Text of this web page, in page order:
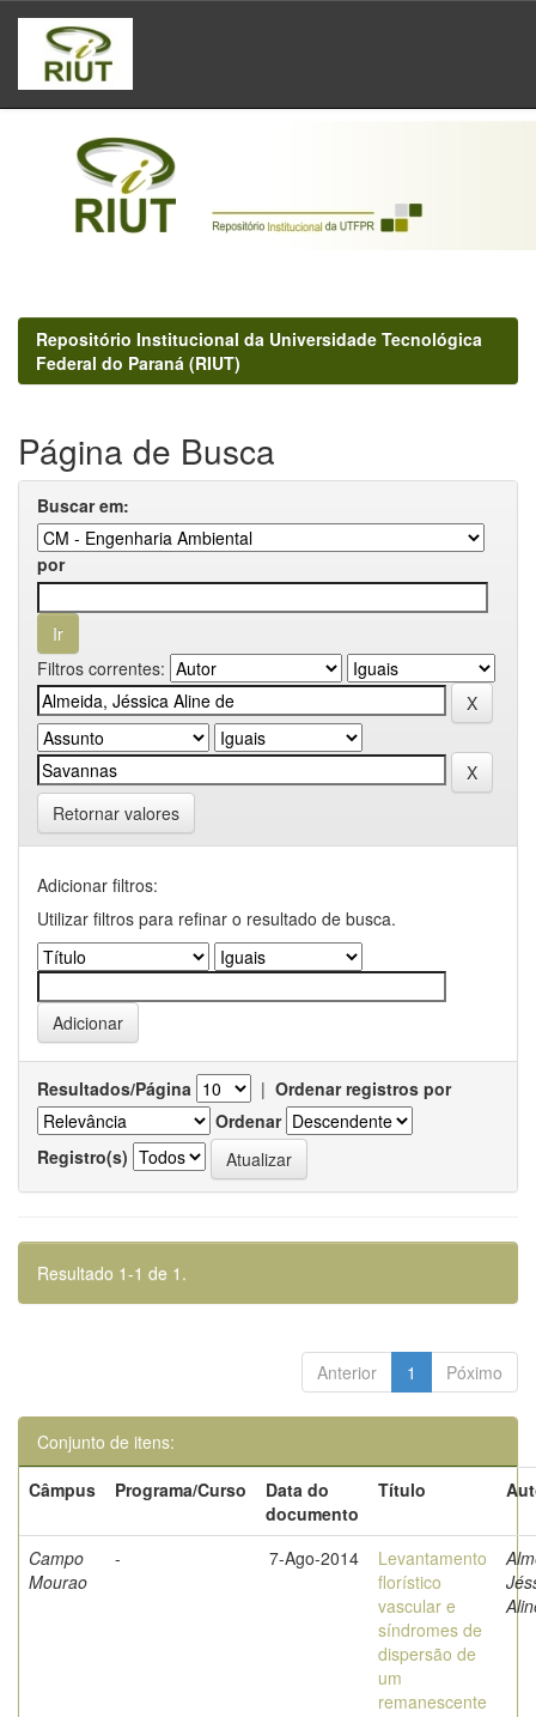
Skip
navigation
Repositório Institucional da Universidade Tecnológica
Federal do Paraná (RIUT)
Página de Busca
Buscar em:
por
Filtros correntes:
Retornar valores
Adicionar filtros:
Utilizar filtros para refinar o resultado de busca.
Resultados/Página | Ordenar registros por
Ordenar
Registro(s)
Resultado 1-1 de 1.
Anterior 1 Póximo
Conjunto de itens:
Câmpus
Programa/Curso
Data do
documento
Título
Campo
Mourao
- 7-Ago-2014
Levantamento
florístico
vascular e
síndromes de
dispersão de
um
remanescente